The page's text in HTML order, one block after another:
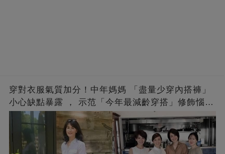
穿對衣服氣質加分！中年媽媽 「盡量少穿內搭褲」
小心缺點暴露 ， 示范「今年最減齡穿搭」修飾惱人
下半身